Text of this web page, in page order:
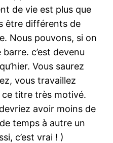
de vie est plus que
être différents de
Nous pouvons, si on
c’est devenu
Vous saurez
vous travaillez
ce titre très motivé.
avoir moins de
temps à autre un
c’est vrai ! )